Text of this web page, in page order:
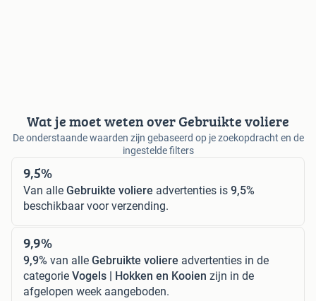
Wat je moet weten over Gebruikte voliere
De onderstaande waarden zijn gebaseerd op je zoekopdracht en de
ingestelde filters
9,5%
Van alle Gebruikte voliere advertenties is 9,5%
beschikbaar voor verzending.
9,9%
9,9% van alle Gebruikte voliere advertenties in de
categorie Vogels | Hokken en Kooien zijn in de
afgelopen week aangeboden.